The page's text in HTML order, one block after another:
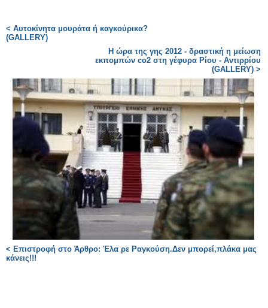
< Αυτοκίνητα μουράτα ή καγκούρικα?
(GALLERY)
Η ώρα της γης 2012 - δραστική η μείωση
εκπομπών co2 στη γέφυρα Ρίου - Αντιρρίου
(GALLERY) >
< Επιστροφή στο Άρθρο: Έλα ρε Ραγκούση.Δεν μπορεί,πλάκα μας
κάνεις!!!